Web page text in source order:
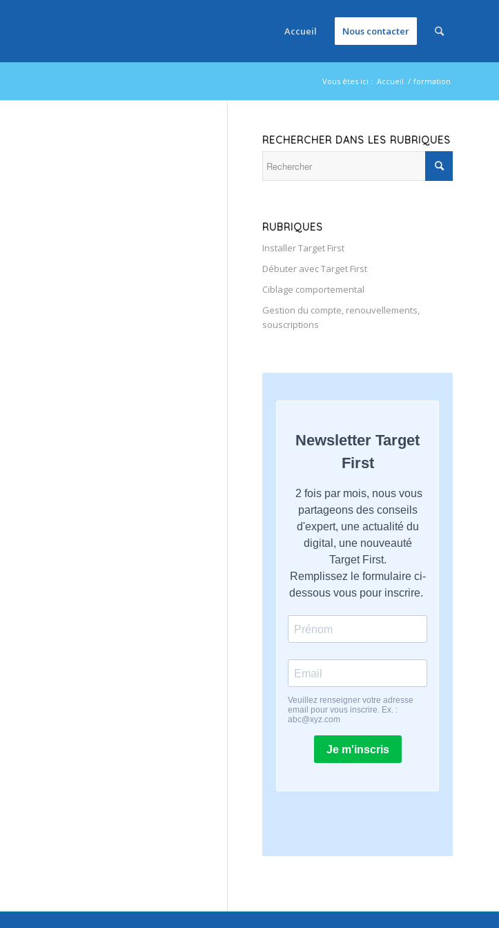
Accueil Nous contacter
Vous êtes ici : Accueil / formation
RECHERCHER DANS LES RUBRIQUES
RUBRIQUES
Installer Target First
Débuter avec Target First
Ciblage comportemental
Gestion du compte, renouvellements,
souscriptions